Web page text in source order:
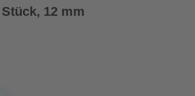
12 mm